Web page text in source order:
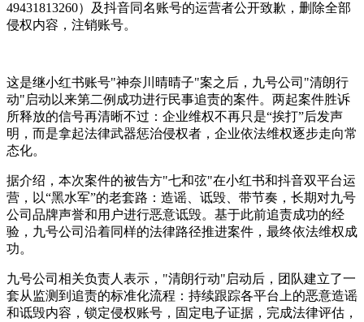
49431813260）及抖音同名账号的运营者公开致歉，删除全部
侵权内容，注销账号。
这是继小红书账号"神奈川晴晴子"案之后，九号公司"清朗行
动"启动以来第二例成功进行民事追责的案件。两起案件胜诉
所释放的信号再清晰不过：企业维权不再只是“挨打”后发声
明，而是拿起法律武器惩治侵权者，企业依法维权逐步走向常
态化。
据介绍，本次案件的被告方"七和弦"在小红书和抖音双平台运
营，以“黑水军”的老套路：造谣、诋毁、带节奏，长期对九号
公司品牌声誉和用户进行恶意诋毁。基于此前追责成功的经
验，九号公司沿着同样的法律路径推进案件，最终依法维权成
功。
九号公司相关负责人表示，"清朗行动"启动后，团队建立了一
套从监测到追责的标准化流程：持续跟踪各平台上的恶意造谣
和诋毁内容，锁定侵权账号，固定电子证据，完成法律评估，